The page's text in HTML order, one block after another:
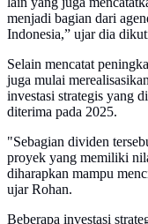
menjadi bagian dari
Indonesia,” ujar dia
Selain mencatat
juga mulai
investasi strategis yang
diterima pada 2025.
"Sebagian dividen
proyek yang memiliki
diharapkan mampu
ujar Rohan.
Beberapa investasi